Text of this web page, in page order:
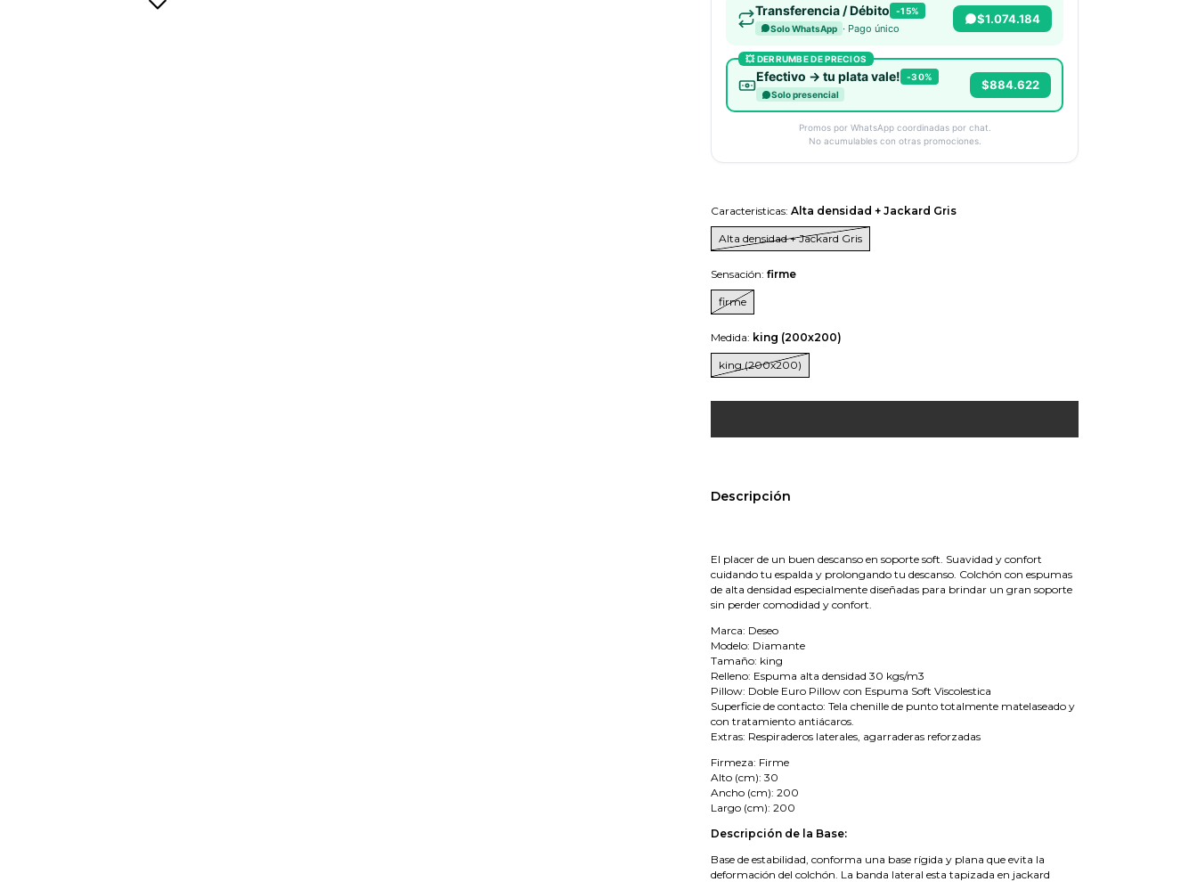
Transferencia / Débito
-15%
Solo WhatsApp · Pago único
$1.074.184
💥 DERRUMBE DE PRECIOS
Efectivo → tu plata vale!
-30%
Solo presencial
$884.622
Promos por WhatsApp coordinadas por chat.
No acumulables con otras promociones.
Caracteristicas: Alta densidad + Jackard Gris
Alta densidad + Jackard Gris
Sensación: firme
firme
Medida: king (200x200)
king (200x200)
Descripción
El placer de un buen descanso en soporte soft. Suavidad y confort
cuidando tu espalda y prolongando tu descanso. Colchón con espumas
de alta densidad especialmente diseñadas para brindar un gran soporte
sin perder comodidad y confort.
Marca: Deseo
Modelo: Diamante
Tamaño: king
Relleno: Espuma alta densidad 30 kgs/m3
Pillow: Doble Euro Pillow con Espuma Soft Viscolestica
Superficie de contacto: Tela chenille de punto totalmente matelaseado y
con tratamiento antiácaros.
Extras: Respiraderos laterales, agarraderas reforzadas
Firmeza: Firme
Alto (cm): 30
Ancho (cm): 200
Largo (cm): 200
Descripción de la Base:
Base de estabilidad, conforma una base rígida y plana que evita la
deformación del colchón. La banda lateral esta tapizada en jackard